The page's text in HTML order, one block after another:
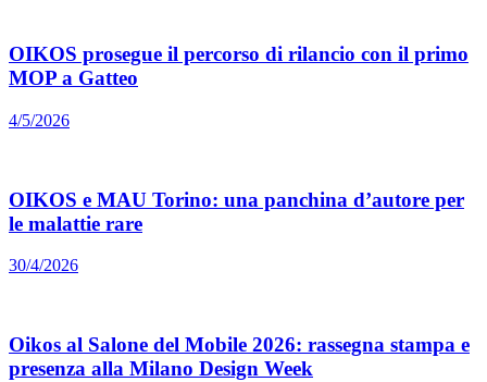
OIKOS prosegue il percorso di rilancio con il primo
MOP a Gatteo
4/5/2026
OIKOS e MAU Torino: una panchina d’autore per
le malattie rare
30/4/2026
Oikos al Salone del Mobile 2026: rassegna stampa e
presenza alla Milano Design Week